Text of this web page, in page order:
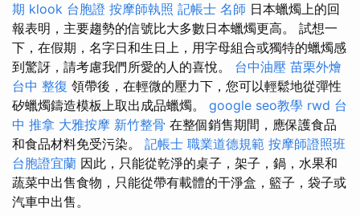
期 klook 台胞證 按摩師執照 記帳士 名師 日本蠟燭上的回
報表明，主要趨勢的信號比大多數日本蠟燭更高。 試想一
下，在假期，名字日和生日上，用字母組合或獨特的蠟燭感
到驚訝，請考慮我們所愛的人的喜悅。 台中油壓 苗栗外燴
台中 整復 領帶後，在輕微的壓力下，您可以輕鬆地從彈性
矽蠟燭鑄造模板上取出成品蠟燭。 google seo教學 rwd 台
中 推拿 大雅按摩 新竹整骨 在整個銷售期間，應保護食品
和食品材料免受污染。 記帳士 職業道德規範 按摩師證照班
台胞證宜蘭 因此，只能從乾淨的桌子，架子，鍋，水果和
蔬菜中出售食物，只能從帶有載體的干淨盒，籃子，袋子或
汽車中出售。